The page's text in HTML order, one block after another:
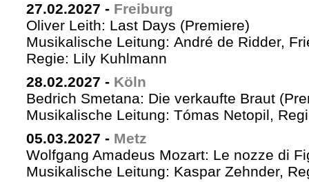
27.02.2027 - Freiburg
Oliver Leith: Last Days (Premiere)
Musikalische Leitung: André de Ridder,
Regie: Lily Kuhlmann
28.02.2027 - Köln
Bedrich Smetana: Die verkaufte Braut
Musikalische Leitung: Tómas Netopil,
05.03.2027 - Metz
Wolfgang Amadeus Mozart: Le nozze di
Musikalische Leitung: Kaspar Zehnder,